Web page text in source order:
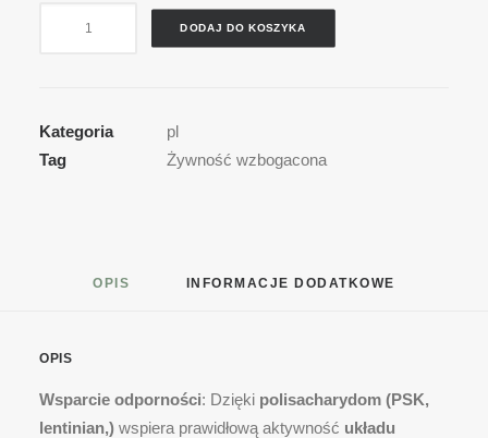
standaryzowanych
ekstraktów
DODAJ DO KOSZYKA
Kategoria
pl
Tag
Żywność wzbogacona
OPIS INFORMACJE DODATKOWE
OPIS
Wsparcie odporności: Dzięki polisacharydom (PSK,
lentinian,) wspiera prawidłową aktywność układu